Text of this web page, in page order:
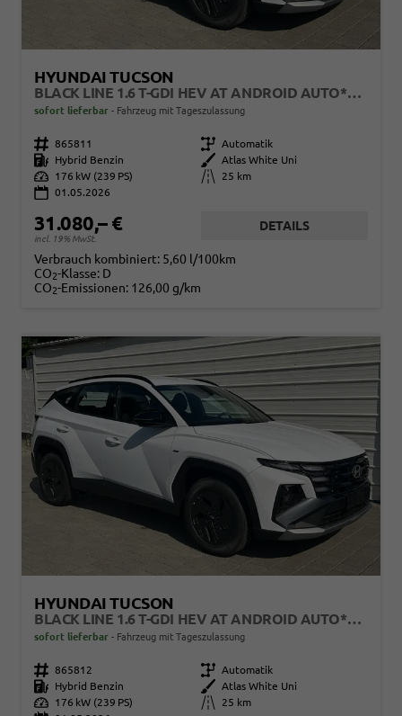
HYUNDAI TUCSON
BLACK LINE 1.6 T-GDI HEV AT ANDROID AUTO*NAVI*SHZ*KAMERA*2Z KLIMAAUTO*
sofort lieferbar Fahrzeug mit Tageszulassung
Fahrzeugnr. 865811 Getriebe Automatik
Kraftstoff
Hybrid Benzin Außenfarbe
Atlas White Uni
Leistung
176 kW (239 PS) Kilometerstand
25 km
01.05.2026
31.080,– €
incl. 19% MwSt.
DETAILS
Verbrauch kombiniert: 5,60 l/100km
CO2-Klasse: D
CO2-Emissionen: 126,00 g/km
HYUNDAI TUCSON
BLACK LINE 1.6 T-GDI HEV AT ANDROID AUTO*NAVI*SHZ*KAMERA*2Z KLIMAAUTO*
sofort lieferbar Fahrzeug mit Tageszulassung
Fahrzeugnr. 865812 Getriebe Automatik
Kraftstoff
Hybrid Benzin Außenfarbe
Atlas White Uni
Leistung
176 kW (239 PS) Kilometerstand
25 km